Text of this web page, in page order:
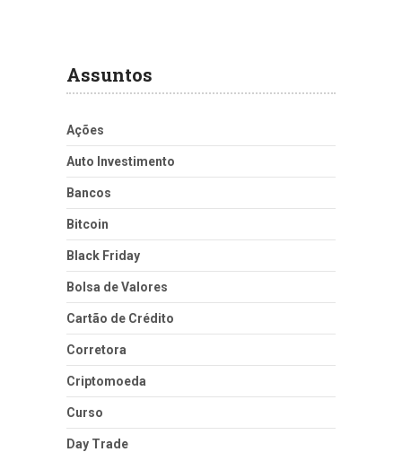
Assuntos
Ações
Auto Investimento
Bancos
Bitcoin
Black Friday
Bolsa de Valores
Cartão de Crédito
Corretora
Criptomoeda
Curso
Day Trade